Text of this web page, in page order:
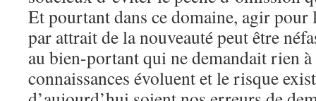
Et pourtant dans ce domaine, agir pour
par attrait de la nouveauté peut être
au bien-portant qui ne demandait rien
connaissances évoluent et le risque